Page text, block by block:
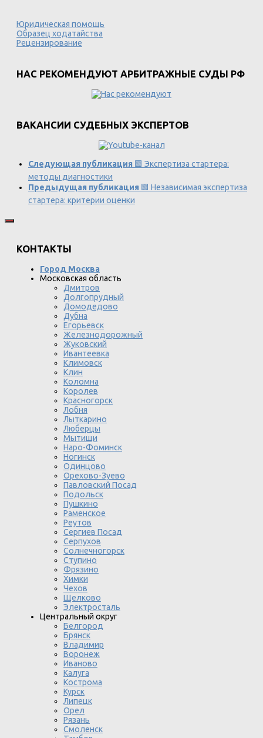
Юридическая помощь
Образец ходатайства
Рецензирование
НАС РЕКОМЕНДУЮТ АРБИТРАЖНЫЕ СУДЫ РФ
ВАКАНСИИ СУДЕБНЫХ ЭКСПЕРТОВ
Следующая публикация 🟩 Экспертиза стартера:
методы диагностики
Предыдущая публикация 🟩 Независимая экспертиза
стартера: критерии оценки
КОНТАКТЫ
Город Москва
Московская область
Дмитров
Долгопрудный
Домодедово
Дубна
Егорьевск
Железнодорожный
Жуковский
Ивантеевка
Климовск
Клин
Коломна
Королев
Красногорск
Лобня
Лыткарино
Люберцы
Мытищи
Наро-Фоминск
Ногинск
Одинцово
Орехово-Зуево
Павловский Посад
Подольск
Пушкино
Раменское
Реутов
Сергиев Посад
Серпухов
Солнечногорск
Ступино
Фрязино
Химки
Чехов
Щелково
Электросталь
Центральный округ
Белгород
Брянск
Владимир
Воронеж
Иваново
Калуга
Кострома
Курск
Липецк
Орел
Рязань
Смоленск